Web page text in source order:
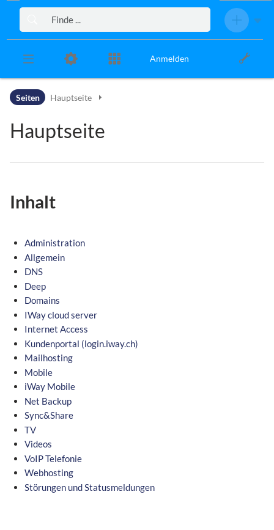
Zur Kopfleiste
Zur Hauptnavigation
Zu den Seitenwerkzeugen
Anmelden
Seiten Hauptseite
Hauptseite
Inhalt
Administration
Allgemein
DNS
Deep
Domains
IWay cloud server
Internet Access
Kundenportal (login.iway.ch)
Mailhosting
Mobile
iWay Mobile
Net Backup
Sync&Share
TV
Videos
VoIP Telefonie
Webhosting
Störungen und Statusmeldungen